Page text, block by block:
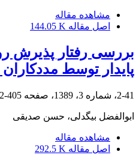
مشاهده مقاله
اصل مقاله 144.05 K
پایدار توسط
2-41، شماره 3، 1389، صفحه 405-412
ابوالفضل بیگدلی، حسن صدیقی
مشاهده مقاله
اصل مقاله 292.5 K